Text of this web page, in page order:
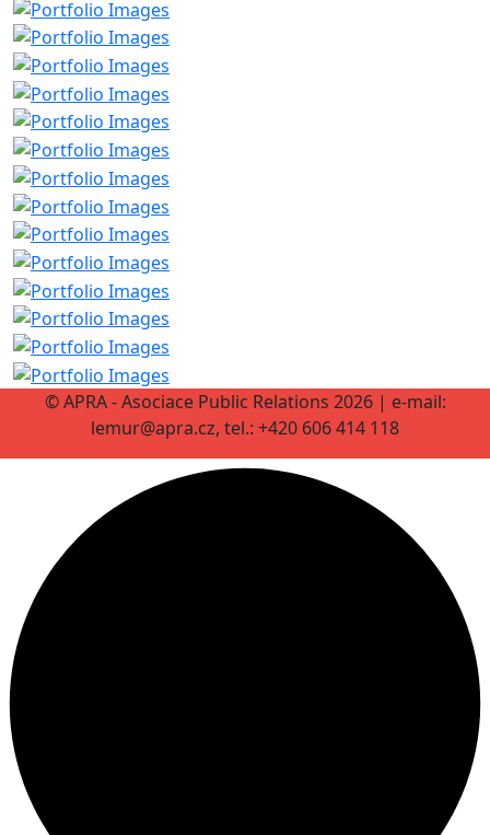
© APRA - Asociace Public Relations 2026 | e-mail:
lemur@apra.cz, tel.: +420 606 414 118